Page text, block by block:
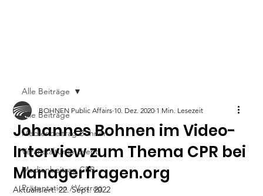
Alle Beiträge
Medienbeitrag Bohnen
Veranstaltung/ Event
Medienbeitrag CPR
Präsentation / Vortrag
Alle Beiträge
Johannes Bohnen im Video-
Interview zum Thema CPR bei
Managerfragen.org
BOHNEN Public Affairs 10. Dez. 2020 1 Min. Lesezeit
Aktualisiert:22. Sept. 2022